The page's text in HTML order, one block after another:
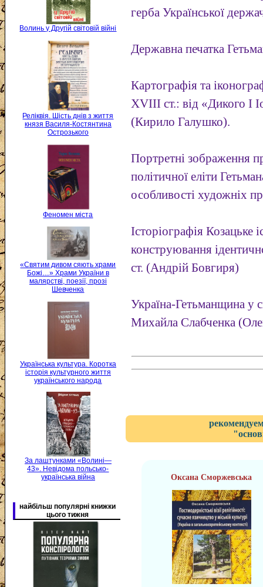
Волинь у Другій світовій війні
Реліквія. Шість днів з життя
князя Василя-Костянтина
Острозького
Феномен міста
«Святим дивом сяють храми
Божі…» Храми України в
малярстві, поезії, прозі
Шевченка
Українська культура. Коротка
історія культурного життя
українського народа
За лаштунками «Волині—
43». Невідома польсько-
українська війна
найбільш популярні книжки
цього тижня
герба Української
Державна печатка
Картографія та
XVIII ст.: від «Дикого І
(Кирило Галушко).
Портретні зображення
політичної еліти
особливості художніх
Історіографія Козацьке
конструювання
ст. (Андрій Бовгиря)
Україна-Гетьманщина у
Михайла Слабченка
Оксана Сморжевська